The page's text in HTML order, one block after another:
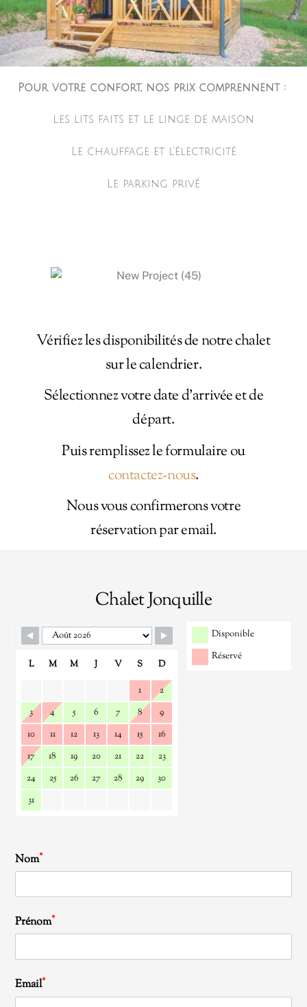
Pour votre confort, nos prix comprennent :
Les lits faits et le linge de maison
Le chauffage et l’électricité
Le parking privé
Vérifiez les disponibilités de notre chalet
sur le calendrier.
Sélectionnez votre date d’arrivée et de
départ.
Puis remplissez le formulaire ou
contactez-nous.
Nous vous confirmerons votre
réservation par email.
Chalet Jonquille
Disponible
Réservé
L M M J V S D
1
2
3
4 5 6 7 8
9
10
11 12 13 14 15
16
17
18 19 20 21 22
23
24
25 26 27 28 29
30
31
Nom*
Prénom*
Email*